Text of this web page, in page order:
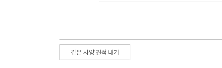
같은 사양 견적 내기